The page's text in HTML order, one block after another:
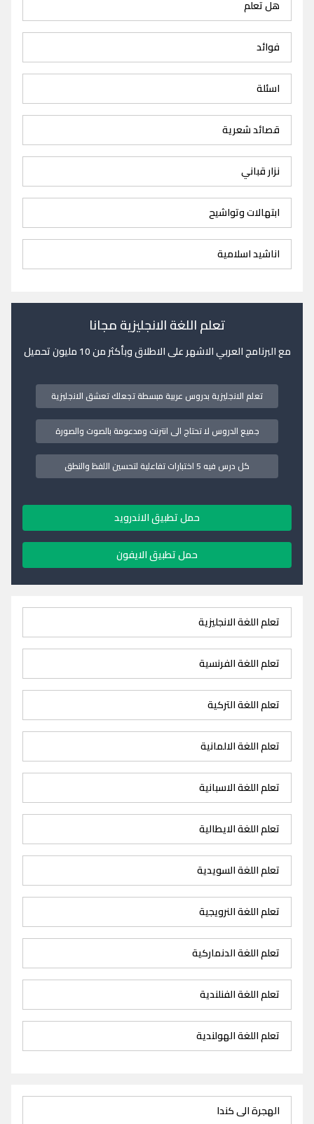
هل تعلم
فوائد
اسئلة
قصائد شعرية
نزار قباني
ابتهالات وتواشيح
اناشيد اسلامية
تعلم اللغة الانجليزية مجانا
مع البرنامج العربي الاشهر على الاطلاق وبأكثر من 10 مليون تحميل
تعلم الانجليزية بدروس عربية مبسطة تجعلك تعشق الانجليزية
جميع الدروس لا تحتاج الى انترنت ومدعومة بالصوت والصورة
كل درس فيه 5 اختبارات تفاعلية لتحسين اللفظ والنطق
حمل تطبيق الاندرويد
حمل تطبيق الايفون
تعلم اللغة الانجليزية
تعلم اللغة الفرنسية
تعلم اللغة التركية
تعلم اللغة الالمانية
تعلم اللغة الاسبانية
تعلم اللغة الايطالية
تعلم اللغة السويدية
تعلم اللغة النرويجية
تعلم اللغة الدنماركية
تعلم اللغة الفنلندية
تعلم اللغة الهولندية
الهجرة الى كندا